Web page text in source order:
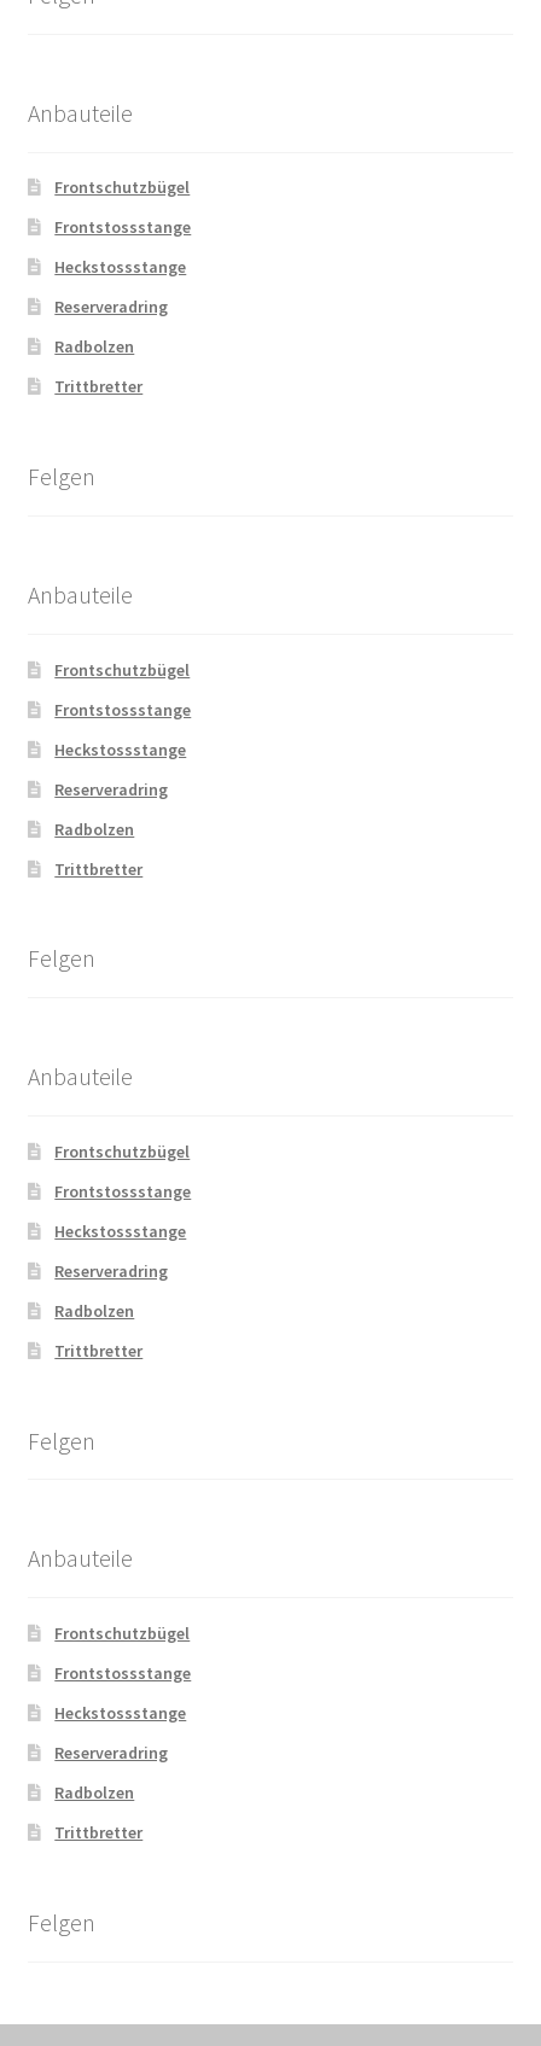
Anbauteile
Frontschutzbügel
Frontstossstange
Heckstossstange
Reserveradring
Radbolzen
Trittbretter
Felgen
Anbauteile
Frontschutzbügel
Frontstossstange
Heckstossstange
Reserveradring
Radbolzen
Trittbretter
Felgen
Anbauteile
Frontschutzbügel
Frontstossstange
Heckstossstange
Reserveradring
Radbolzen
Trittbretter
Felgen
Anbauteile
Frontschutzbügel
Frontstossstange
Heckstossstange
Reserveradring
Radbolzen
Trittbretter
Felgen